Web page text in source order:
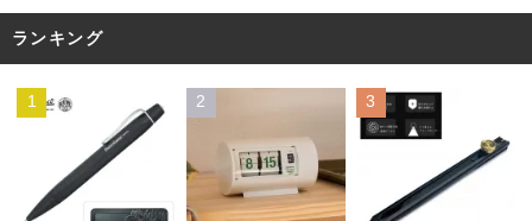
ランキング
1 2 3